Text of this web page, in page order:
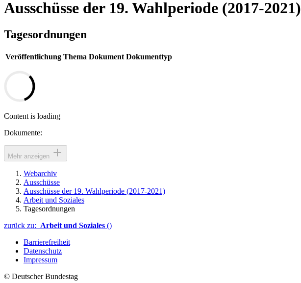
Ausschüsse der 19. Wahlperiode (2017-2021)
Tagesordnungen
Veröffentlichung Thema Dokument Dokumenttyp
Content is loading
Dokumente:
Mehr anzeigen
Webarchiv
Ausschüsse
Ausschüsse der 19. Wahlperiode (2017-2021)
Arbeit und Soziales
Tagesordnungen
zurück zu: Arbeit und Soziales ()
Barrierefreiheit
Datenschutz
Impressum
© Deutscher Bundestag